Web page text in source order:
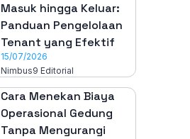
Masuk hingga Keluar:
Panduan Pengelolaan
Tenant yang Efektif
15/07/2026
Nimbus9 Editorial
Cara Menekan Biaya
Operasional Gedung
Tanpa Mengurangi